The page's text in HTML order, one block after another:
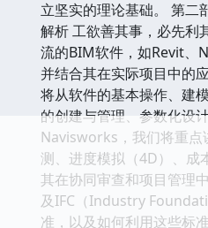
立坚实的理论基础。 第二
解析 工欲善其事，必先利
流的BIM软件，如Revit、
并结合其在实际项目中的
将从软件的基本操作、建
的创建与管理、参数化设
Navisworks，我们将重点
测、进度模拟（4D）、成
其在协同审查和项目管理
及IFC（Industry
准，以及如何利用这些标